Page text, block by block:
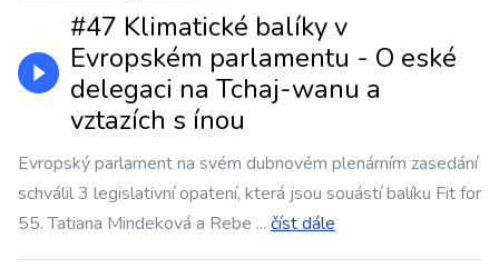
#47 Klimatické balíky v
Evropském parlamentu - O eské
delegaci na Tchaj-wanu a
vztazích s ínou
Evropský parlament na svém dubnovém plenárním zasedání
schválil 3 legislativní opatení, která jsou souástí balíku Fit for
55. Tatiana Mindeková a Rebe ... číst dále